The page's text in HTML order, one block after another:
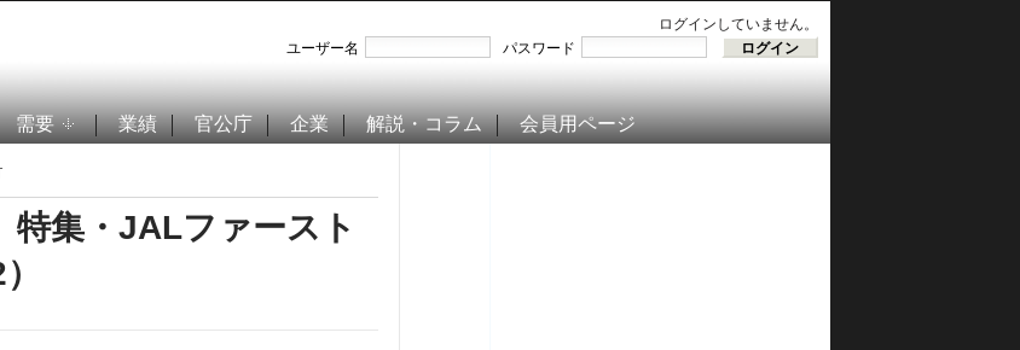
ログインしていません。
ユーザー名
パスワード
需要 業績 官公庁 企業 解説・コラム 会員用ページ
集・JALファースト